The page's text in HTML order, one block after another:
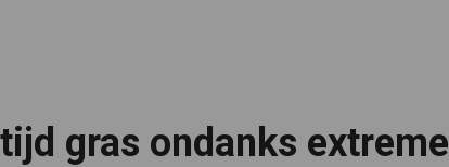
gras ondanks extreme